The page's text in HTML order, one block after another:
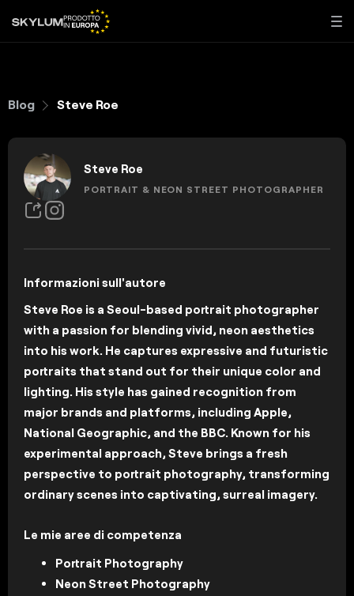
Blog Steve Roe
Steve Roe
PORTRAIT & NEON STREET PHOTOGRAPHER
Informazioni sull'autore
Steve Roe is a Seoul-based portrait photographer
with a passion for blending vivid, neon aesthetics
into his work. He captures expressive and futuristic
portraits that stand out for their unique color and
lighting. His style has gained recognition from
major brands and platforms, including Apple,
National Geographic, and the BBC. Known for his
experimental approach, Steve brings a fresh
perspective to portrait photography, transforming
ordinary scenes into captivating, surreal imagery.
Le mie aree di competenza
Portrait Photography
Neon Street Photography